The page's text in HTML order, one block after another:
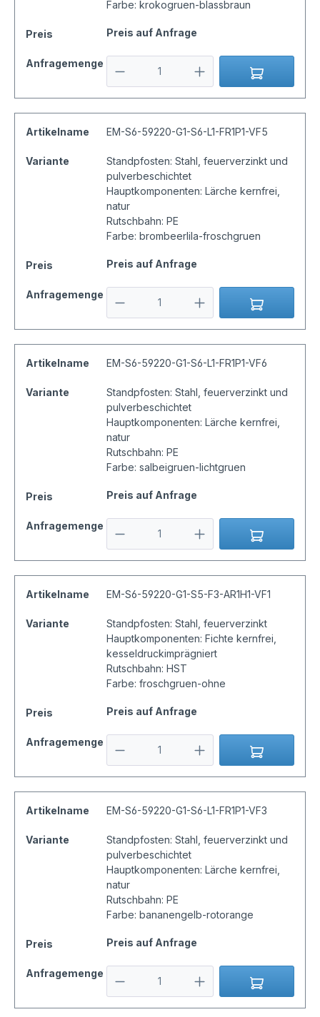
Farbe: krokogruen-blassbraun
Preis Preis auf Anfrage
Anfragemenge
Artikelname EM-S6-59220-G1-S6-L1-FR1P1-VF5
Variante
Standpfosten: Stahl, feuerverzinkt und
pulverbeschichtet
Hauptkomponenten: Lärche kernfrei,
natur
Rutschbahn: PE
Farbe: brombeerlila-froschgruen
Preis Preis auf Anfrage
Anfragemenge
Artikelname EM-S6-59220-G1-S6-L1-FR1P1-VF6
Variante
Standpfosten: Stahl, feuerverzinkt und
pulverbeschichtet
Hauptkomponenten: Lärche kernfrei,
natur
Rutschbahn: PE
Farbe: salbeigruen-lichtgruen
Preis Preis auf Anfrage
Anfragemenge
Artikelname EM-S6-59220-G1-S5-F3-AR1H1-VF1
Variante
Standpfosten: Stahl, feuerverzinkt
Hauptkomponenten: Fichte kernfrei,
kesseldruckimprägniert
Rutschbahn: HST
Farbe: froschgruen-ohne
Preis Preis auf Anfrage
Anfragemenge
Artikelname EM-S6-59220-G1-S6-L1-FR1P1-VF3
Variante
Standpfosten: Stahl, feuerverzinkt und
pulverbeschichtet
Hauptkomponenten: Lärche kernfrei,
natur
Rutschbahn: PE
Farbe: bananengelb-rotorange
Preis Preis auf Anfrage
Anfragemenge